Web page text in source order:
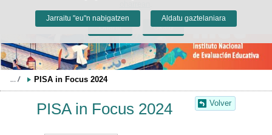
Onartu Ukatu
Jarraitu "eu"n nabigatzen Aldatu gaztelaniara
PISA in Focus 2024
Volver
PISA in Focus 2024